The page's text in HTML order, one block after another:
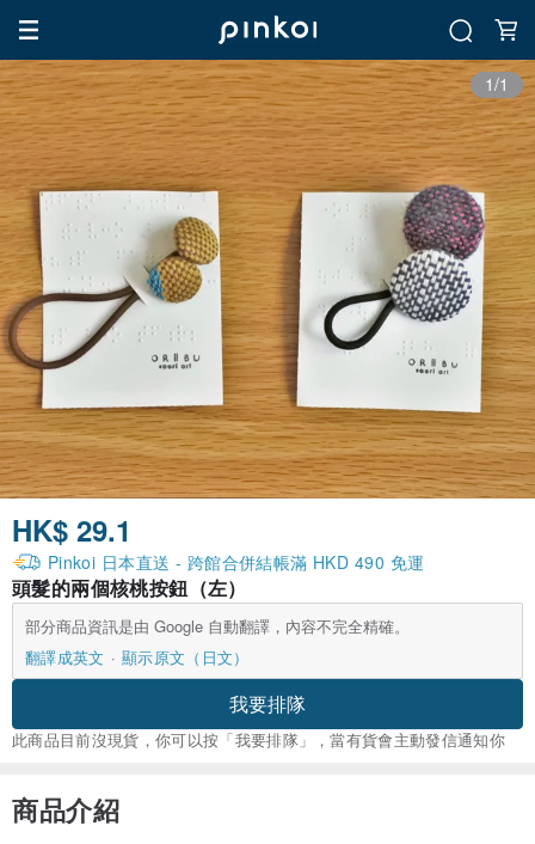
1/1
HK$ 29.1
Pinkoi 日本直送 - 跨館合併結帳滿 HKD 490 免運
頭髮的兩個核桃按鈕（左）
部分商品資訊是由 Google 自動翻譯，內容不完全精確。
翻譯成英文
顯示原文（日文）
我要排隊
此商品目前沒現貨，你可以按「我要排隊」，當有貨會主動發信通知你
商品介紹